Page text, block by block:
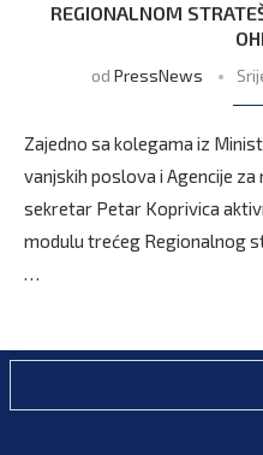
REGIONALNOM
od PressNews
Zajedno sa kolegama iz
vanjskih poslova i Agencije
sekretar Petar Koprivica
modulu trećeg Regionalnog
…